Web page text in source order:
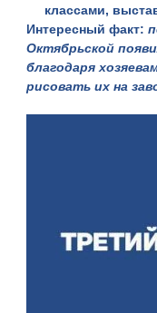
классами,
Интересный факт:
Октябрьской
благодаря
рисовать их на